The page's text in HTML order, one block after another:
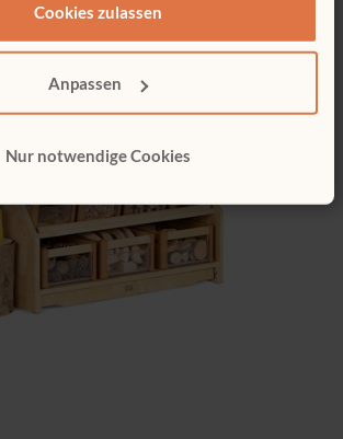
Cookies zulassen
Anpassen
Nur notwendige Cookies